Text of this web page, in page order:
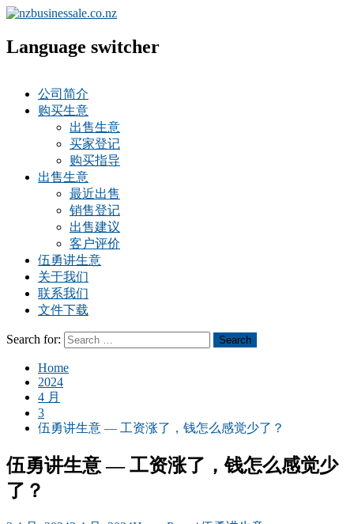
Language switcher
公司简介
购买生意
出售生意
买家登记
购买指导
出售生意
最近出售
销售登记
出售建议
客户评价
伍勇讲生意
关于我们
联系我们
文件下载
Search for: Search
Home
2024
4 月
3
伍勇讲生意 — 工资涨了，钱怎么感觉少了？
伍勇讲生意 — 工资涨了，钱怎么感觉少
了？